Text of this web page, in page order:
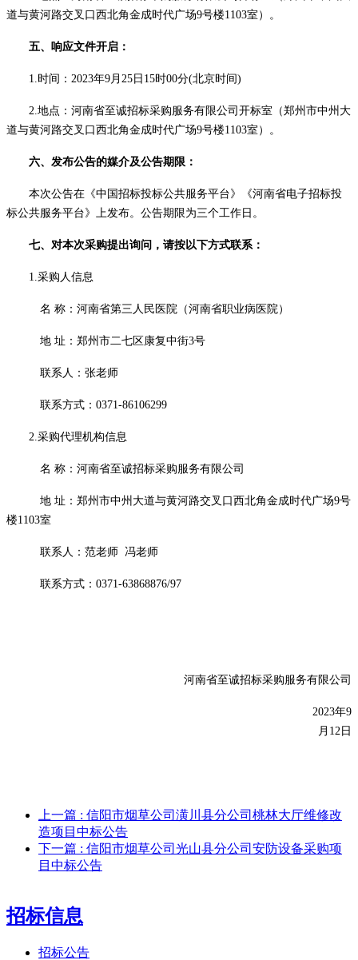
道与黄河路交叉口西北角金成时代广场9号楼1103室）。
五、响应文件开启：
1.时间： 2023年9月 25 日 15时00分(北京时间)
2.地点：河南省至诚招标采购服务有限公司开标室（郑州市中州大
道与黄河路交叉口西北角金成时代广场9号楼1103室）。
六、发布公告的媒介及公告期限：
本次公告在《中国招标投标公共服务平台》《河南省电子招标投
标公共服务平台》上发布。公告期限为三个工作日。
七、 对本次采购提出询问，请按以下方式联系：
1.采购人信息
名 称： 河南省第三人民医院（河南省职业病医院）
地 址：郑州市二七区康复中街3号
联系人：张老师
联系方式 ： 0371-86106299
2.采购代理机构信息
名 称：河南省至诚招标采购服务有限公司
地 址：郑州市中州大道与黄河路交叉口西北角金成时代广场9号
楼1103室
联系人： 范老师 冯老师
联系方式： 0371-63868876/97
河南省至诚招标采购服务有限公司
2023年9
月 12 日
上一篇 : 信阳市烟草公司潢川县分公司桃林大厅维修改
造项目中标公告
下一篇 : 信阳市烟草公司光山县分公司安防设备采购项
目中标公告
招标信息
招标公告